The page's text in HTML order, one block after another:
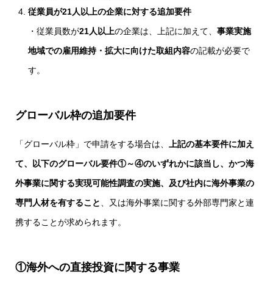
従業員が21人以上の企業に対する追加要件
・従業員数が21人以上の企業は、上記に加えて、 事業実施
地域での雇用維持・拡大に向けた取組内容の記載が必要で
す。
グローバル枠の追加要件
「グローバル枠」で申請をする場合は、 上記の基本要件に加え
て、以下のグローバル要件①～④のいずれかに該当し、かつ海
外事業に関する実現可能性調査の実施、及び社内に海外事業の
専門人材を有すること、又は海外事業に関する外部専門家と連
携することが求められます。
①海外への直接投資に関する事業